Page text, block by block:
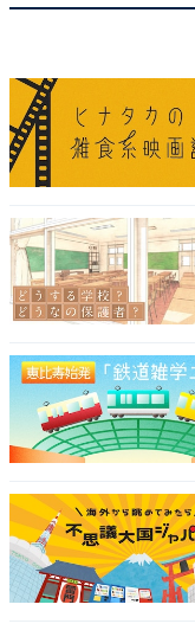
アクセス・料金
アクセス
所在地：神奈川県
アクセス：JR・京
10分
料金
※シャンプー、コン